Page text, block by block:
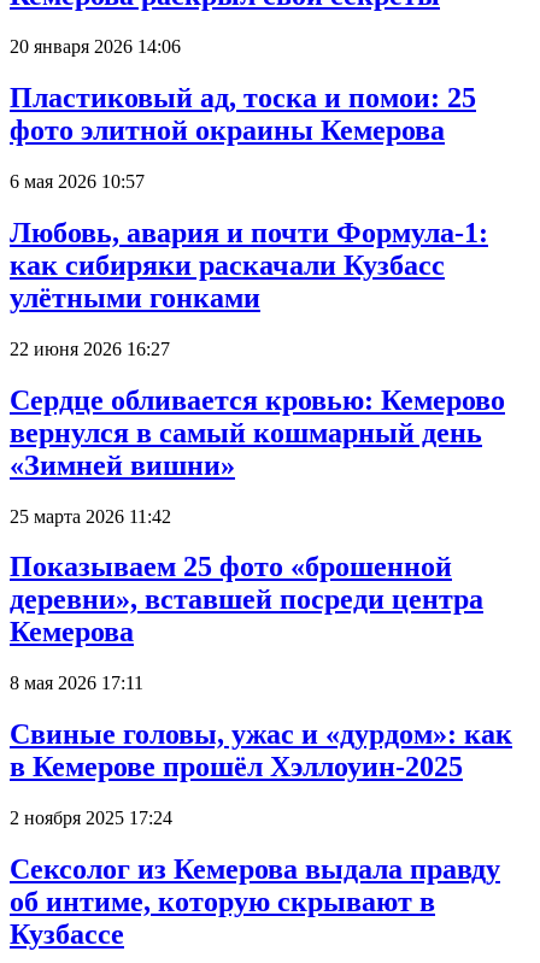
20 января 2026 14:06
Пластиковый ад, тоска и помои: 25
фото элитной окраины Кемерова
6 мая 2026 10:57
Любовь, авария и почти Формула-1:
как сибиряки раскачали Кузбасс
улётными гонками
22 июня 2026 16:27
Сердце обливается кровью: Кемерово
вернулся в самый кошмарный день
«Зимней вишни»
25 марта 2026 11:42
Показываем 25 фото «брошенной
деревни», вставшей посреди центра
Кемерова
8 мая 2026 17:11
Свиные головы, ужас и «дурдом»: как
в Кемерове прошёл Хэллоуин-2025
2 ноября 2025 17:24
Сексолог из Кемерова выдала правду
об интиме, которую скрывают в
Кузбассе